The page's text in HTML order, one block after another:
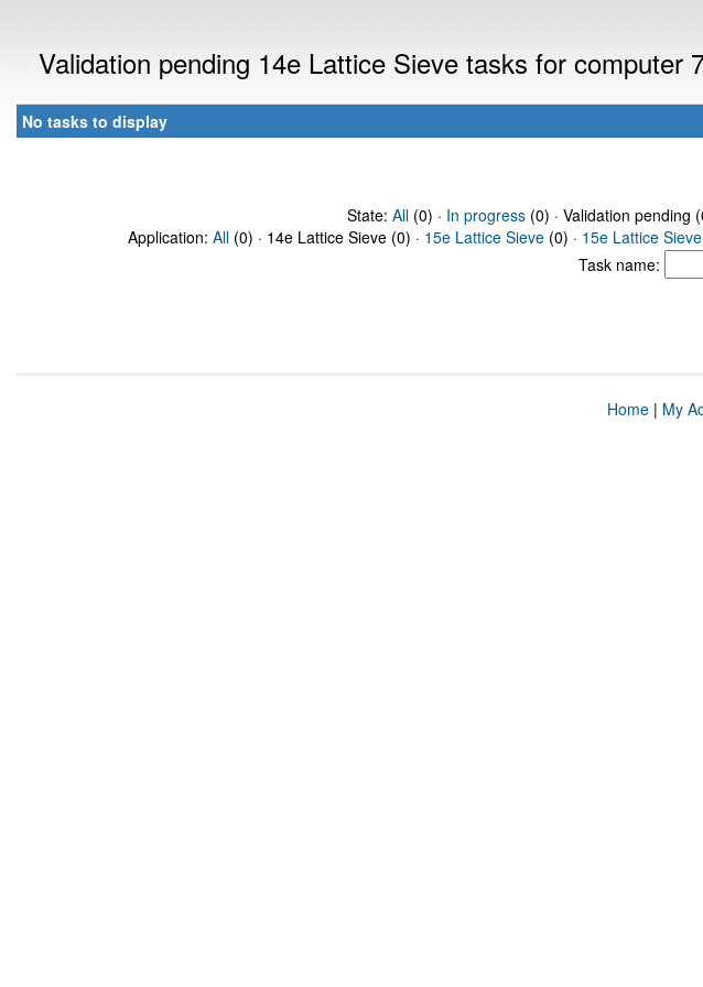
Validation pending 14e Lattice Sieve tasks for computer
No tasks to display
State: All(0) · In progress(0) · Validation pending
Application: All (0) · 14e Lattice Sieve (0) · 15e Lattice Sieve (0) · 15e Lattice
Task name:
Home| My